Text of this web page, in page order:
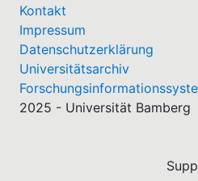
Kontakt
Impressum
Datenschutzerklärung
Universitätsarchiv
2025 - Universität Bamberg